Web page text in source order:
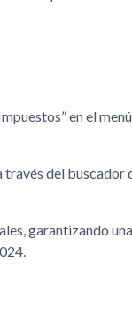
en el
través del buscador
garantizando